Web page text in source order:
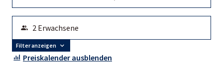
Filter anzeigen
Preiskalender ausblenden